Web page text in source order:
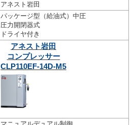
アネスト岩田
パッケージ型（給油式）中圧
圧力開閉器式
ドライヤ付き
アネスト岩田
コンプレッサー
CLP110EF-14D-M5